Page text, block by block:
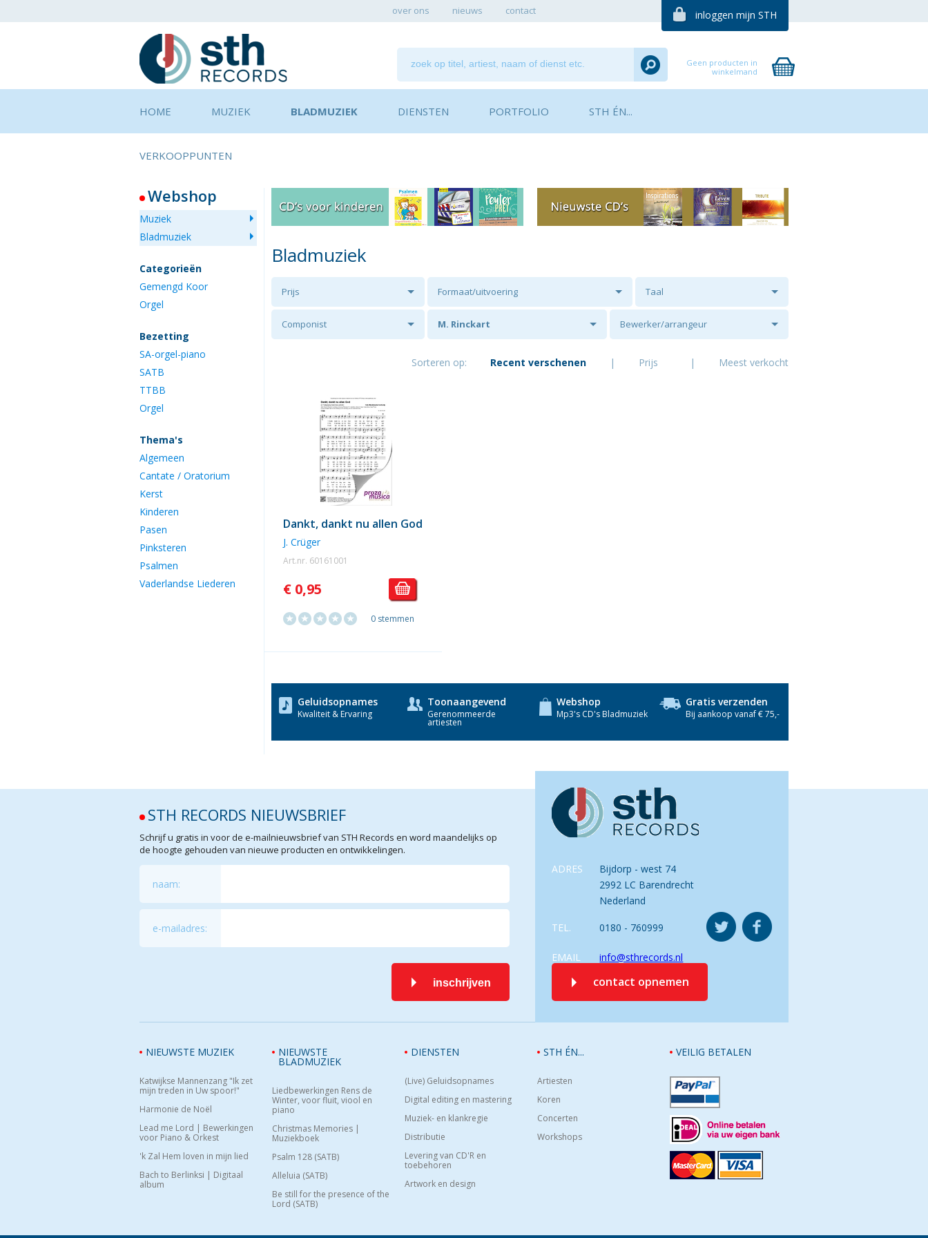
over ons nieuws contact inloggen mijn STH
Geen producten in
winkelmand
HOME MUZIEK BLADMUZIEK DIENSTEN PORTFOLIO STH ÉN...
VERKOOPPUNTEN
Webshop
Muziek
Bladmuziek
Categorieën
Gemengd Koor
Orgel
Bezetting
SA-orgel-piano
SATB
TTBB
Orgel
Thema's
Algemeen
Cantate / Oratorium
Kerst
Kinderen
Pasen
Pinksteren
Psalmen
Vaderlandse Liederen
Bladmuziek
Prijs Formaat/uitvoering Taal
Componist M. Rinckart Bewerker/arrangeur
Sorteren op: Recent verschenen | Prijs | Meest verkocht
Dankt, dankt nu allen God
J. Crüger
Art.nr. 60161001
€ 0,95
0 stemmen
Geluidsopnames
Kwaliteit & Ervaring
Toonaangevend
Gerenommeerde
artiesten
Webshop
Mp3's CD's Bladmuziek
Gratis verzenden
Bij aankoop vanaf € 75,-
ADRES
Bijdorp - west 74
2992 LC Barendrecht
Nederland
TEL. 0180 - 760999
EMAIL info@sthrecords.nl
contact opnemen
STH RECORDS NIEUWSBRIEF
Schrijf u gratis in voor de e-mailnieuwsbrief van STH Records en word maandelijks op
de hoogte gehouden van nieuwe producten en ontwikkelingen.
naam:
e-mailadres:
inschrijven
VEILIG BETALEN
NIEUWSTE MUZIEK
Katwijkse Mannenzang "Ik zet
mijn treden in Uw spoor!"
Harmonie de Noël
Lead me Lord | Bewerkingen
voor Piano & Orkest
'k Zal Hem loven in mijn lied
Bach to Berlinksi | Digitaal
album
NIEUWSTE
BLADMUZIEK
Liedbewerkingen Rens de
Winter, voor fluit, viool en
piano
Christmas Memories |
Muziekboek
Psalm 128 (SATB)
Alleluia (SATB)
Be still for the presence of the
Lord (SATB)
DIENSTEN
(Live) Geluidsopnames
Digital editing en mastering
Muziek- en klankregie
Distributie
Levering van CD'R en
toebehoren
Artwork en design
STH ÉN...
Artiesten
Koren
Concerten
Workshops